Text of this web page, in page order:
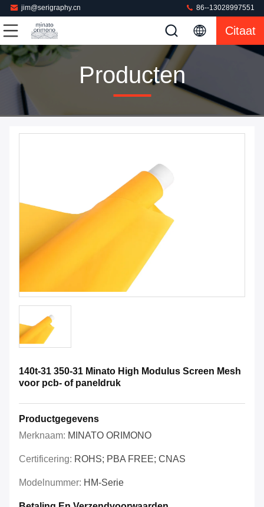
jim@serigraphy.cn 86--13028997551
Citaat
Producten
140t-31 350-31 Minato High Modulus Screen Mesh
voor pcb- of paneldruk
Productgegevens
Merknaam: MINATO ORIMONO
Certificering: ROHS; PBA FREE; CNAS
Modelnummer: HM-Serie